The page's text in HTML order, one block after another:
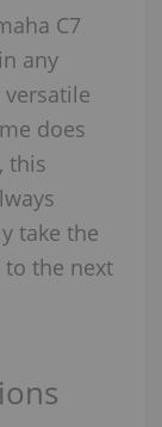
C7
any
does
this
take the
the next